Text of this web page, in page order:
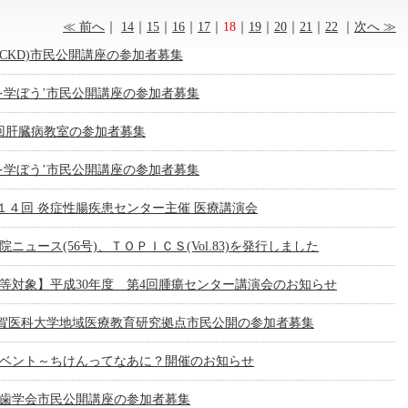
≪ 前へ ｜ 14 ｜ 15 ｜ 16 ｜ 17 ｜ 18 ｜ 19 ｜ 20 ｜ 21 ｜ 22 ｜ 次へ ≫
市民公開講座の参加者募集
学ぼう’市民公開講座の参加者募集
肝臓病教室の参加者募集
学ぼう’市民公開講座の参加者募集
４回 炎症性腸疾患センター主催 医療講演会
ニュース(56号)、ＴＯＰＩＣＳ(Vol.83)を発行しました
対象】平成30年度 第4回腫瘍センター講演会のお知らせ
医科大学地域医療教育研究拠点市民公開の参加者募集
ント～ちけんってなあに？開催のお知らせ
学会市民公開講座の参加者募集